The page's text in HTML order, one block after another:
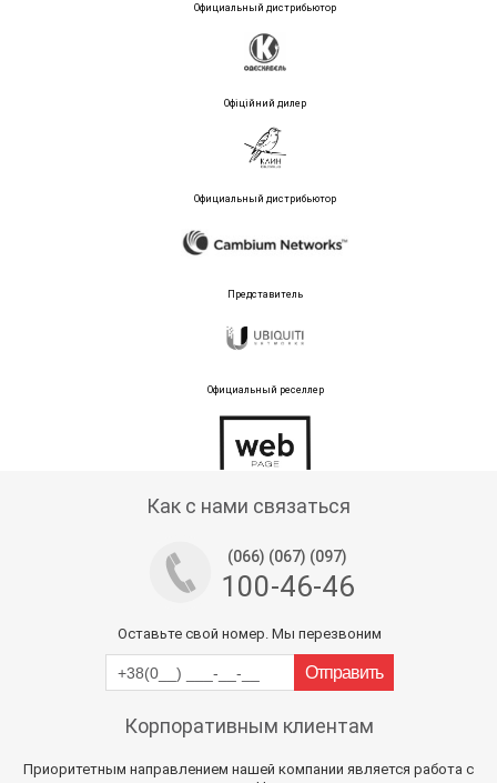
Официальный дистрибьютор
Офіційний дилер
Официальный дистрибьютор
Представитель
Официальный реселлер
Как с нами связаться
(066) (067) (097)
100-46-46
Оставьте свой номер. Мы перезвоним
Корпоративным клиентам
Приоритетным направлением нашей компании является работа с